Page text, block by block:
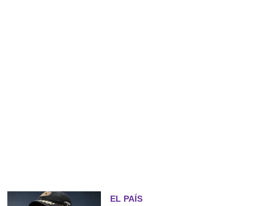
EL PAÍS